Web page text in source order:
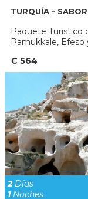
TURQUÍA -
Paquete Turistico
Pamukkale,
€ 564
2Días
1Noches